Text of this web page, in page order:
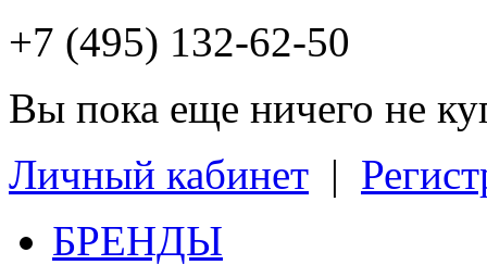
+7 (495) 132-62-50
Вы пока еще ничего не
Личный кабинет |
БРЕНДЫ